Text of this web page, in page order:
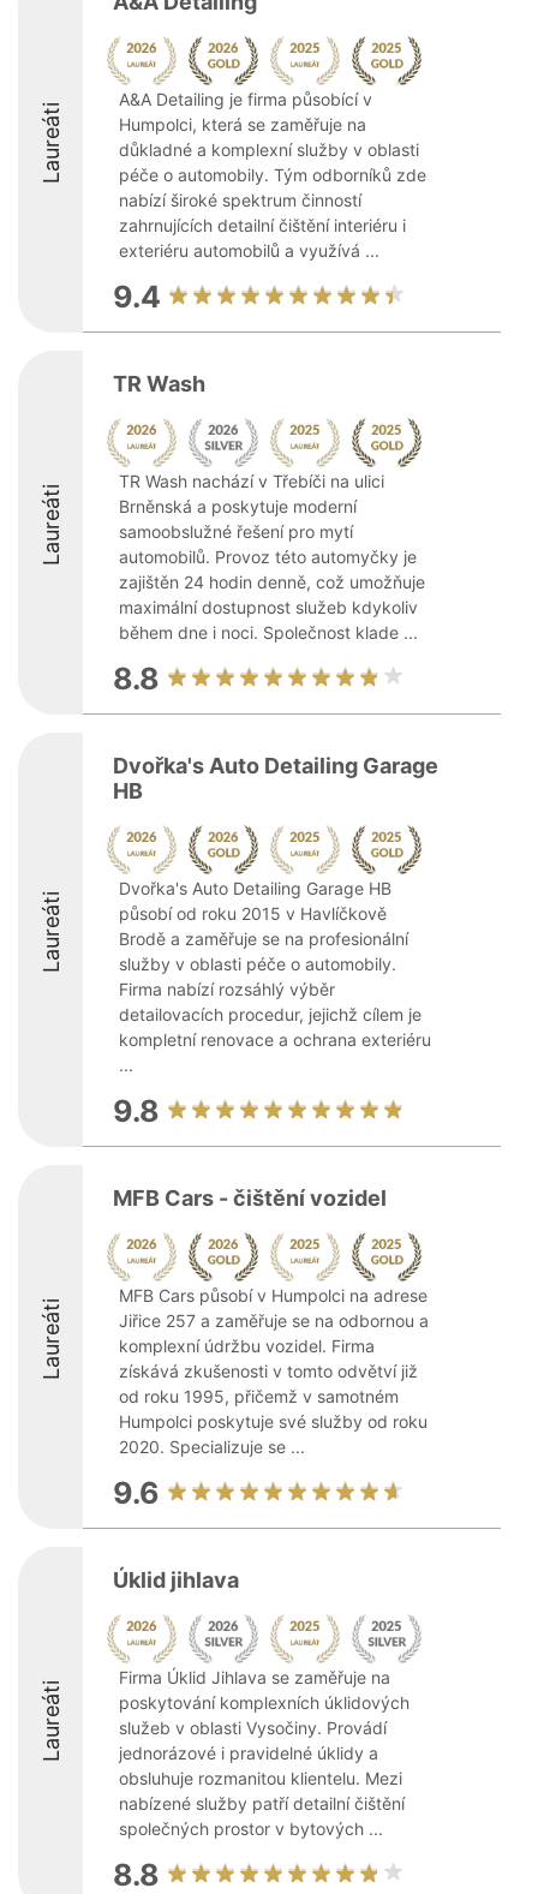
Laureáti
A&A Detailing je firma působící v
Humpolci, která se zaměřuje na
důkladné a komplexní služby v oblasti
péče o automobily. Tým odborníků zde
nabízí široké spektrum činností
zahrnujících detailní čištění interiéru i
exteriéru automobilů a využívá ...
9.4
Laureáti
TR Wash
TR Wash nachází v Třebíči na ulici
Brněnská a poskytuje moderní
samoobslužné řešení pro mytí
automobilů. Provoz této automyčky je
zajištěn 24 hodin denně, což umožňuje
maximální dostupnost služeb kdykoliv
během dne i noci. Společnost klade ...
8.8
Laureáti
Dvořka's Auto Detailing Garage
HB
Dvořka's Auto Detailing Garage HB
působí od roku 2015 v Havlíčkově
Brodě a zaměřuje se na profesionální
služby v oblasti péče o automobily.
Firma nabízí rozsáhlý výběr
detailovacích procedur, jejichž cílem je
kompletní renovace a ochrana exteriéru
...
9.8
Laureáti
MFB Cars - čištění vozidel
MFB Cars působí v Humpolci na adrese
Jiřice 257 a zaměřuje se na odbornou a
komplexní údržbu vozidel. Firma
získává zkušenosti v tomto odvětví již
od roku 1995, přičemž v samotném
Humpolci poskytuje své služby od roku
2020. Specializuje se ...
9.6
Laureáti
Úklid jihlava
Firma Úklid Jihlava se zaměřuje na
poskytování komplexních úklidových
služeb v oblasti Vysočiny. Provádí
jednorázové i pravidelné úklidy a
obsluhuje rozmanitou klientelu. Mezi
nabízené služby patří detailní čištění
společných prostor v bytových ...
8.8